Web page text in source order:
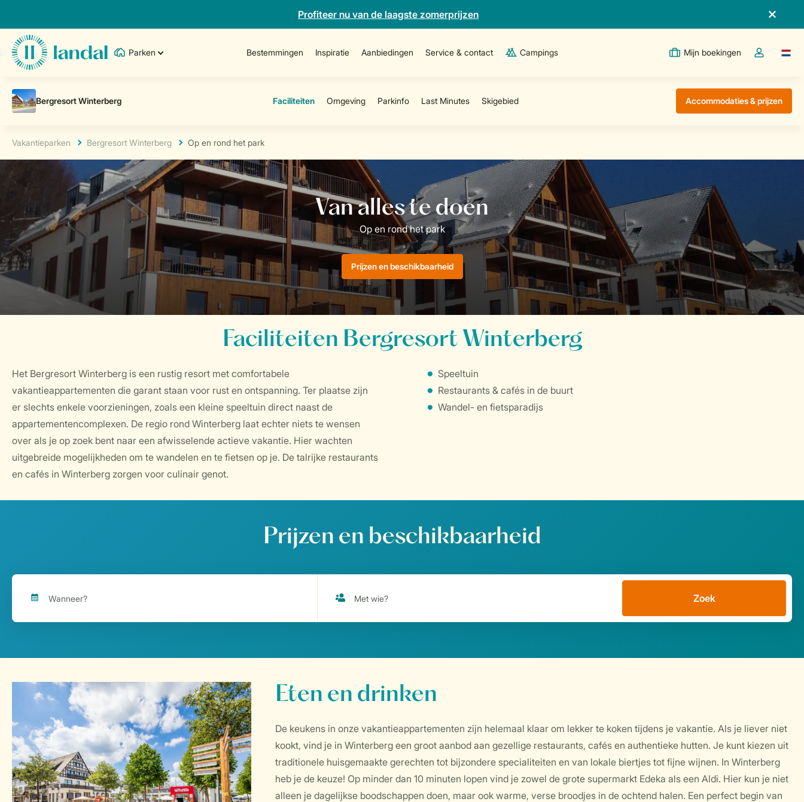
Profiteer nu van de laagste zomerprijzen
Parken Bestemmingen Inspiratie Aanbiedingen Service & contact Campings Mijn boekingen
Open deTaal
Accommodaties & prijzen
Vakantieparken Bergresort Winterberg Op en rond het park
Prijzen en beschikbaarheid
Faciliteiten Bergresort Winterberg
Het Bergresort Winterberg is een rustig resort met comfortabele
vakantieappartementen die garant staan voor rust en ontspanning. Ter plaatse zijn
er slechts enkele voorzieningen, zoals een kleine speeltuin direct naast de
appartementencomplexen. De regio rond Winterberg laat echter niets te wensen
over als je op zoek bent naar een afwisselende actieve vakantie. Hier wachten
uitgebreide mogelijkheden om te wandelen en te fietsen op je. De talrijke restaurants
en cafés in Winterberg zorgen voor culinair genot.
Speeltuin
Restaurants & cafés in de buurt
Wandel- en fietsparadijs
Prijzen en beschikbaarheid
Zoek
Eten en drinken
De keukens in onze vakantieappartementen zijn helemaal klaar om lekker te koken tijdens je vakantie. Als je liever niet
kookt, vind je in Winterberg een groot aanbod aan gezellige restaurants, cafés en authentieke hutten. Je kunt kiezen uit
traditionele huisgemaakte gerechten tot bijzondere specialiteiten en van lokale biertjes tot fijne wijnen. In Winterberg
heb je de keuze! Op minder dan 10 minuten lopen vind je zowel de grote supermarkt Edeka als een Aldi. Hier kun je niet
alleen je dagelijkse boodschappen doen, maar ook warme, verse broodjes in de ochtend halen. Een perfect begin van